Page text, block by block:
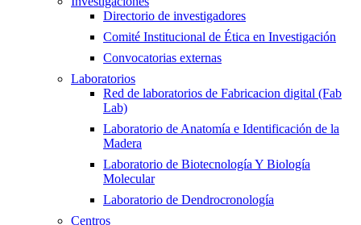
Directorio de investigadores
Comité Institucional de Ética en Investigación
Convocatorias externas
Laboratorios
Red de laboratorios de Fabricacion digital (Fab
Lab)
Laboratorio de Anatomía e Identificación de la
Madera
Laboratorio de Biotecnología Y Biología
Molecular
Laboratorio de Dendrocronología
Centros